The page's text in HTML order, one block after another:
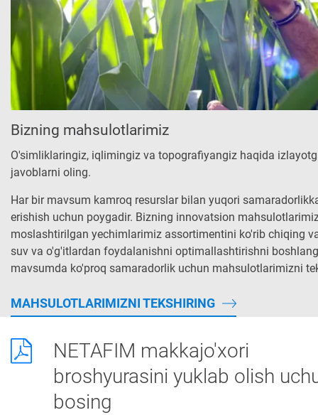
Bizning mahsulotlarimiz
O'simliklaringiz, iqlimingiz va topografiyangiz haqida
javoblarni oling.
Har bir mavsum kamroq resurslar bilan yuqori
erishish uchun poygadir. Bizning innovatsion
moslashtirilgan yechimlarimiz assortimentini ko'rib chiqing
suv va o'g'itlardan foydalanishni optimallashtirishni
mavsumda ko'proq samaradorlik uchun mahsulotlarimizni
MAHSULOTLARIMIZNI TEKSHIRING
NETAFIM makkajo'xori
broshyurasini yuklab olish
bosing